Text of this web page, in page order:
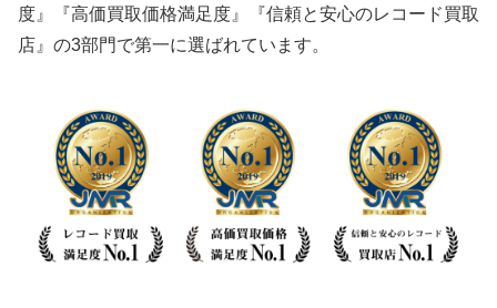
度』『高価買取価格満足度』『信頼と安心のレコード買取
店』の3部門で第一に選ばれています。